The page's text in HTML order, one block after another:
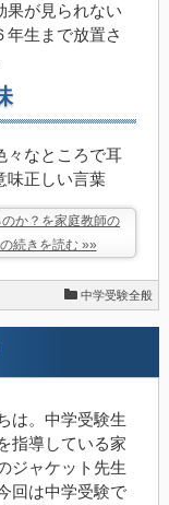
果が見られない
年生まで放置さ
々なところで耳
味正しい言葉
か？を家庭教師の
続きを読む »»
中学受験全般
は。中学受験生
指導している家
ジャケット先生
回は中学受験で